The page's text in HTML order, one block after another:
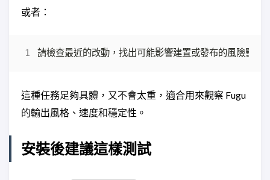
或者：
這種任務足夠具體，又不會太重，適合用來觀察 Fugu
的輸出風格、速度和穩定性。
安裝後建議這樣測試